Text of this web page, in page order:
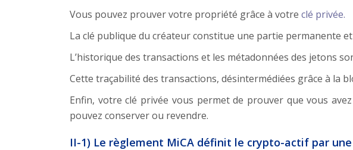
Vous pouvez prouver votre propriété grâce à votre clé privée.
La clé publique du créateur constitue une partie permanente
L’historique des transactions et les métadonnées des jetons
Cette traçabilité des transactions, désintermédiées grâce à la
Enfin, votre clé privée vous permet de prouver que vous
pouvez conserver ou revendre.
II-1) Le règlement MiCA définit le crypto-actif par